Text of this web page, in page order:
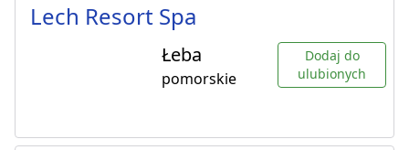
Lech Resort Spa
Łeba
pomorskie
Dodaj do
ulubionych